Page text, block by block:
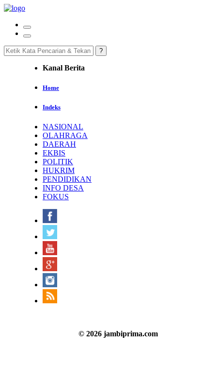
Kanal Berita
Home
Indeks
NASIONAL
OLAHRAGA
DAERAH
EKBIS
POLITIK
HUKRIM
PENDIDIKAN
INFO DESA
FOKUS
© 2026 jambiprima.com